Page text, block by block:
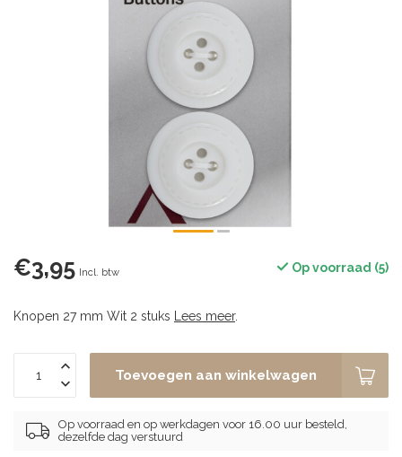
€3,95 Incl. btw Op voorraad (5)
Knopen 27 mm Wit 2 stuks Lees meer.
Toevoegen aan winkelwagen
Op voorraad en op werkdagen voor 16.00 uur besteld,
dezelfde dag verstuurd